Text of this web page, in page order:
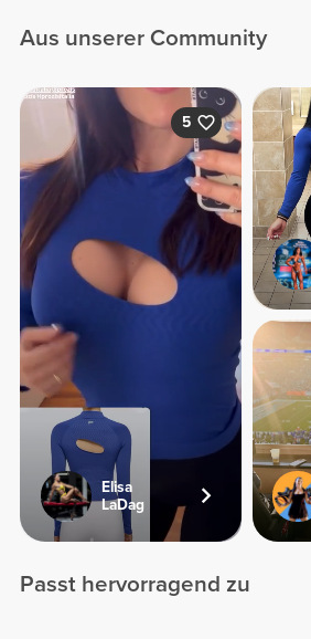
Aus unserer Community
5
Elisa
LaDag
Passt hervorragend zu